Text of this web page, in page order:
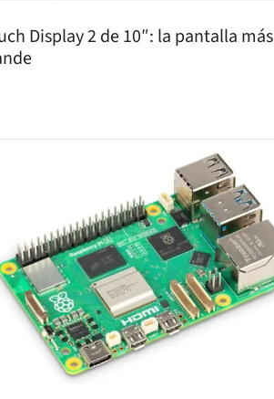
Display 2 de 10″: la pantalla más